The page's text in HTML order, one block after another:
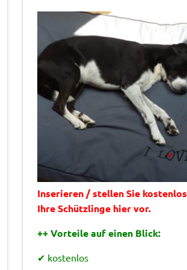
Inserieren / stellen Sie kostenlos
Ihre Schützlinge hier vor.
++ Vorteile auf einen Blick:
✔ kostenlos